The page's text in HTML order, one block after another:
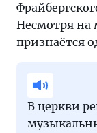
Несмотря на
признаётся
В церкви